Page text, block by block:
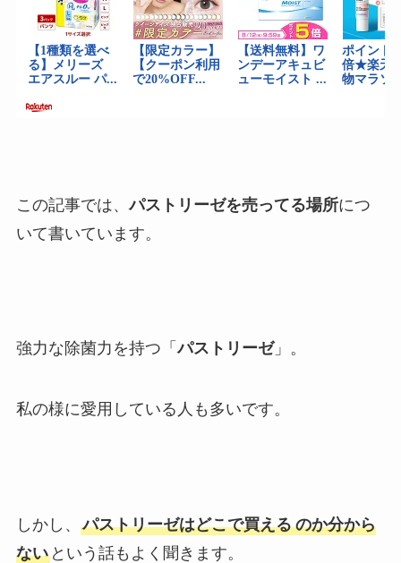
この記事では、パストリーゼを売ってる場所につ
いて書いています。
強力な除菌力を持つ「パストリーゼ」。
私の様に愛用している人も多いです。
しかし、 パストリーゼはどこで買える のか分から
ないという話もよく聞きます。